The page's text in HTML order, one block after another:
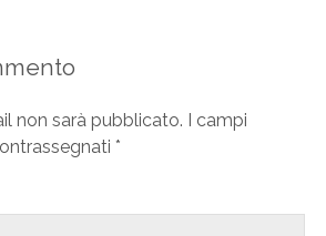
non sarà pubblicato. I campi
*